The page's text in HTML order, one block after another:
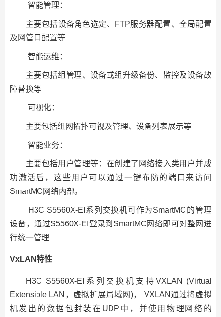
智能管理：
主要包括设备角色选定、FTP服务器配置、全局配置
及网管口配置等
智能运维：
主要包括组管理、设备或组升级备份、监控及设备故
障替换等
可视化：
主要包括组网拓扑可视及管理、设备列表展示等
智能业务：
主要包括用户管理等：在创建了网络接入类用户并成
功激活后，这些用户可以通过一键布防的端口来访问
SmartMC网络内部。
H3C S5560X-EI系列交换机可作为SmartMC的管理
设备，通过S5560X-EI登录到SmartMC网络即可对整网进
行统一管理
VxLAN特性
H3C S5560X-EI系列交换机支持VXLAN (Virtual
Extensible LAN，虚拟扩展局域网)， VXLAN通过将虚拟
机发出的数据包封装在UDP中，并使用物理网络的